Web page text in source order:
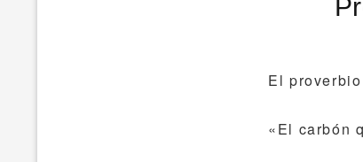
El
«El carbón